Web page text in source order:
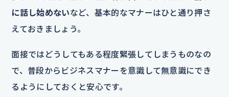
に話し始めないなど、基本的なマナーはひと通り押さ
えておきましょう。
面接ではどうしてもある程度緊張してしまうものなの
で、普段からビジネスマナーを意識して無意識にでき
るようにしておくと安心です。